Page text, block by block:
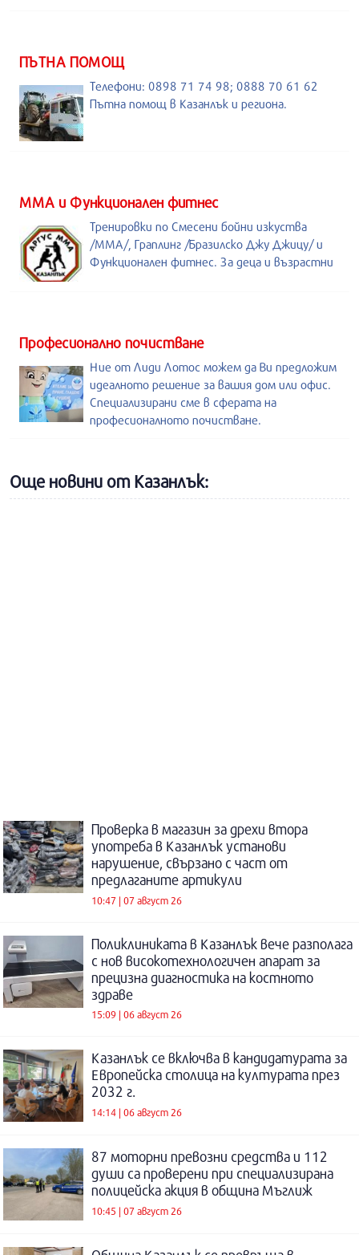
ПЪТНА ПОМОЩ
Телефони: 0898 71 74 98; 0888 70 61 62
Пътна помощ в Казанлък и региона.
ММА и Функционален фитнес
Тренировки по Смесени бойни изкуства
/MMA/, Граплинг /Бразилско Джу Джицу/ и
Функционален фитнес. За деца и възрастни
Професионално почистване
Ние от Лиди Лотос можем да Ви предложим
идеалното решение за вашия дом или офис.
Специализирани сме в сферата на
професионалното почистване.
Още новини от Казанлък:
Проверка в магазин за дрехи втора
употреба в Казанлък установи
нарушение, свързано с част от
предлаганите артикули
10:47 | 07 август 26
Поликлиниката в Казанлък вече разполага
с нов високотехнологичен апарат за
прецизна диагностика на костното
здраве
15:09 | 06 август 26
Казанлък се включва в кандидатурата за
Европейска столица на културата през
2032 г.
14:14 | 06 август 26
87 моторни превозни средства и 112
души са проверени при специализирана
полицейска акция в община Мъглиж
10:45 | 07 август 26